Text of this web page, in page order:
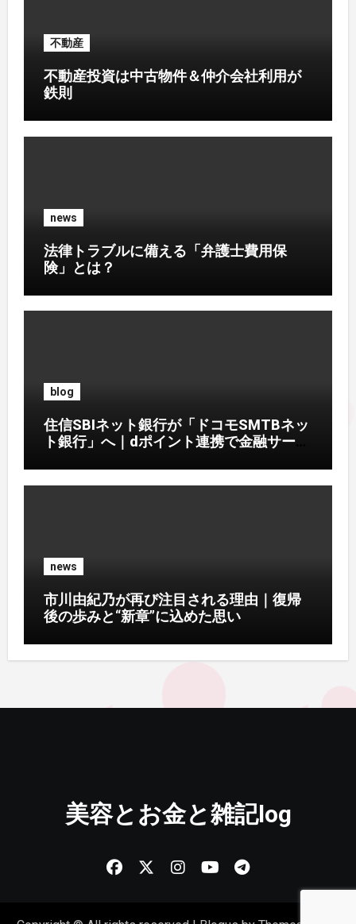
不動産
不動産投資は中古物件＆仲介会社利用が
鉄則
news
法律トラブルに備える「弁護士費用保
険」とは？
blog
住信SBIネット銀行が「ドコモSMTBネッ
ト銀行」へ｜dポイント連携で金融サービ
news
市川由紀乃が再び注目される理由｜復帰
後の歩みと“新章”に込めた思い
美容とお金と雑記log